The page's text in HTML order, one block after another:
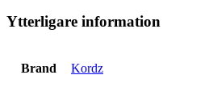
Ytterligare information
Brand Kordz